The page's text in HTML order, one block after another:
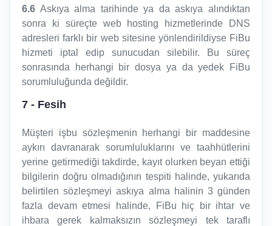
6.6 Askıya alma tarihinde ya da askıya alındıktan
sonra ki süreçte web hosting hizmetlerinde DNS
adresleri farklı bir web sitesine yönlendirildiyse FiBu
hizmeti iptal edip sunucudan silebilir. Bu süreç
sonrasında herhangi bir dosya ya da yedek FiBu
sorumluluğunda değildir.
7 - Fesih
Müşteri işbu sözleşmenin herhangi bir maddesine
aykırı davranarak sorumluluklarını ve taahhütlerini
yerine getirmediği takdirde, kayıt olurken beyan ettiği
bilgilerin doğru olmadığının tespiti halinde, yukarıda
belirtilen sözleşmeyi askıya alma halinin 3 günden
fazla devam etmesi halinde, FiBu hiç bir ihtar ve
ihbara gerek kalmaksızın sözleşmeyi tek taraflı